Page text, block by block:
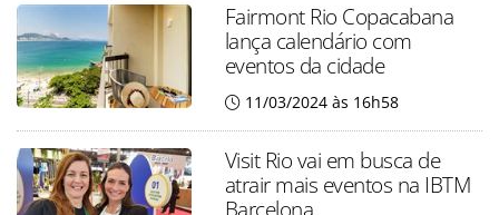
Fairmont Rio Copacabana
lança calendário com
eventos da cidade
11/03/2024 às 16h58
Visit Rio vai em busca de
atrair mais eventos na IBTM